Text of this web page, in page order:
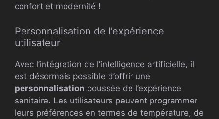
confort et modernité !
Personnalisation de l’expérience
utilisateur
Avec l’intégration de l’intelligence artificielle, il
est désormais possible d’offrir une
personnalisation poussée de l’expérience
sanitaire. Les utilisateurs peuvent programmer
leurs préférences en termes de température, de